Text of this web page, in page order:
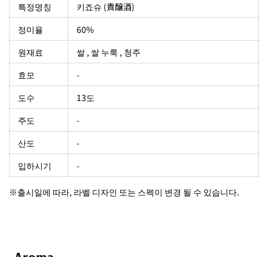
특정명칭
키죠슈 (貴醸酒)
정미율
60%
원재료
쌀 , 쌀 누룩 , 청주
효모
-
도수
13도
주도
-
산도
-
입하시기
-
※출시일에 따라, 라벨 디자인 또는 스펙이 변경 될 수 있습니다.